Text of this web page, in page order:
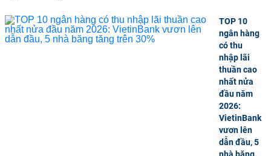
TOP 10
ngân hàng
có thu
nhập lãi
thuần cao
nhất nửa
đầu năm
2026:
VietinBank
vươn lên
dẫn đầu, 5